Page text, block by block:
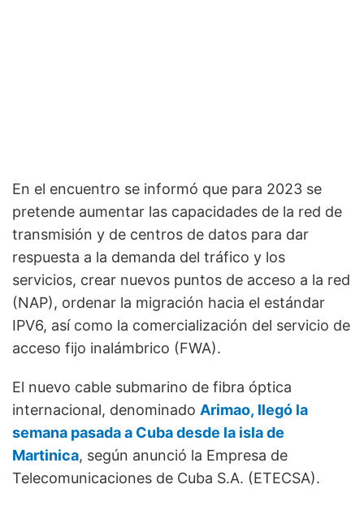
En el encuentro se informó que para 2023 se
pretende aumentar las capacidades de la red de
transmisión y de centros de datos para dar
respuesta a la demanda del tráfico y los
servicios, crear nuevos puntos de acceso a la red
(NAP), ordenar la migración hacia el estándar
IPV6, así como la comercialización del servicio de
acceso fijo inalámbrico (FWA).
El nuevo cable submarino de fibra óptica
internacional, denominado Arimao, llegó la
semana pasada a Cuba desde la isla de
Martinica, según anunció la Empresa de
Telecomunicaciones de Cuba S.A. (ETECSA).